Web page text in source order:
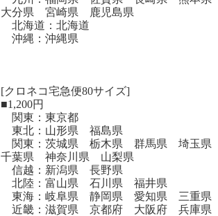
大分県 宮崎県 鹿児島県
北海道：北海道
沖縄：沖縄県
[クロネコ宅急便80サイズ]
■1,200円
関東：東京都
東北：山形県 福島県
関東：茨城県 栃木県 群馬県 埼玉県
千葉県 神奈川県 山梨県
信越：新潟県 長野県
北陸：富山県 石川県 福井県
東海：岐阜県 静岡県 愛知県 三重県
近畿：滋賀県 京都府 大阪府 兵庫県